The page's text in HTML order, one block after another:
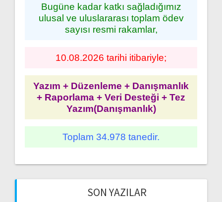
Bugüne kadar katkı sağladığımız
ulusal ve uluslararası toplam ödev
sayısı resmi rakamlar,
10.08.2026 tarihi itibariyle;
Yazım + Düzenleme + Danışmanlık
+ Raporlama + Veri Desteği + Tez
Yazım(Danışmanlık)
Toplam 34.978 tanedir.
SON YAZILAR